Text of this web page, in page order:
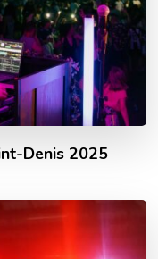
Denis 2025